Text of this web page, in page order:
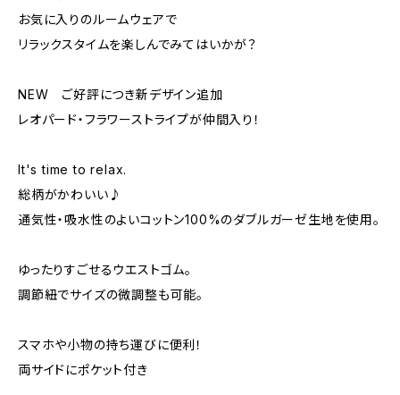
お気に入りのルームウェアで
リラックスタイムを楽しんでみてはいかが？
NEW ご好評につき新デザイン追加
レオパード・フラワーストライプが仲間入り！
It's time to relax.
総柄がかわいい♪
通気性・吸水性のよいコットン100%のダブルガーゼ生地を使用。
ゆったりすごせるウエストゴム。
調節紐でサイズの微調整も可能。
スマホや小物の持ち運びに便利！
両サイドにポケット付き